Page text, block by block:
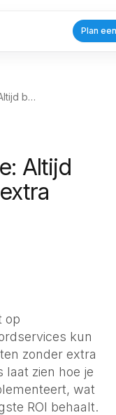
Plan
AI-antwoordservice: Altijd bereikbaar zonder extra personeel
Altijd
op
kun
zonder extra
laat zien hoe je
wat
ROI behaalt.